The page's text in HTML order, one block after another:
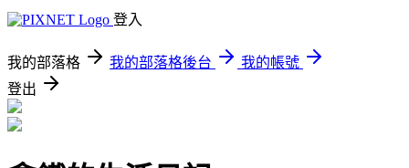
登入
我的部落格 我的部落格後台
我的帳號
登出